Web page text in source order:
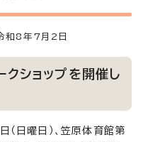
8年7月2日
クショップを開催し
日曜日）、笠原体育館第